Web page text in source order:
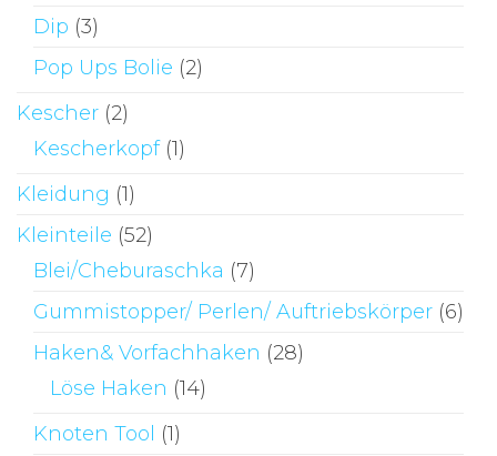
Dip (3)
Pop Ups Bolie (2)
Kescher (2)
Kescherkopf (1)
Kleidung (1)
Kleinteile (52)
Blei/Cheburaschka (7)
Gummistopper/ Perlen/ Auftriebskörper (6)
Haken& Vorfachhaken (28)
Löse Haken (14)
Knoten Tool (1)